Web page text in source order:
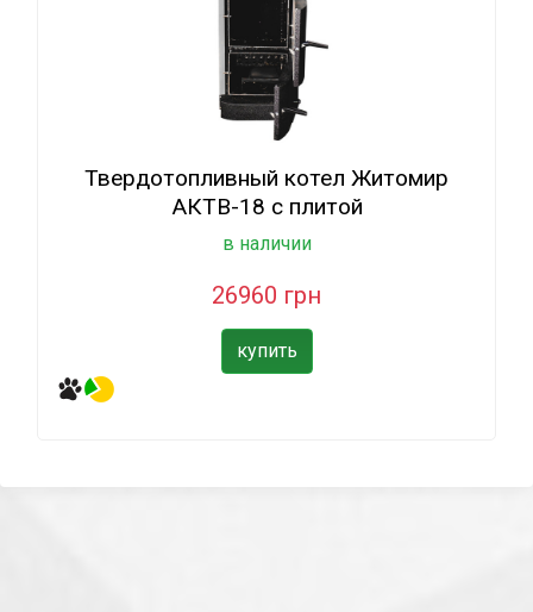
Твердотопливный котел Житомир
АКТВ-18 с плитой
в наличии
26960 грн
купить